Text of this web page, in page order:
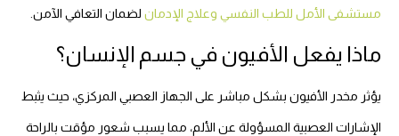
مستشفى الأمل للطب النفسي وعلاج الإدمان لضمان التعافي الآمن.
ماذا يفعل الأفيون في جسم الإنسان؟
يؤثر مخدر الأفيون بشكل مباشر على الجهاز العصبي المركزي، حيث يثبط
الإشارات العصبية المسؤولة عن الألم، مما يسبب شعور مؤقت بالراحة